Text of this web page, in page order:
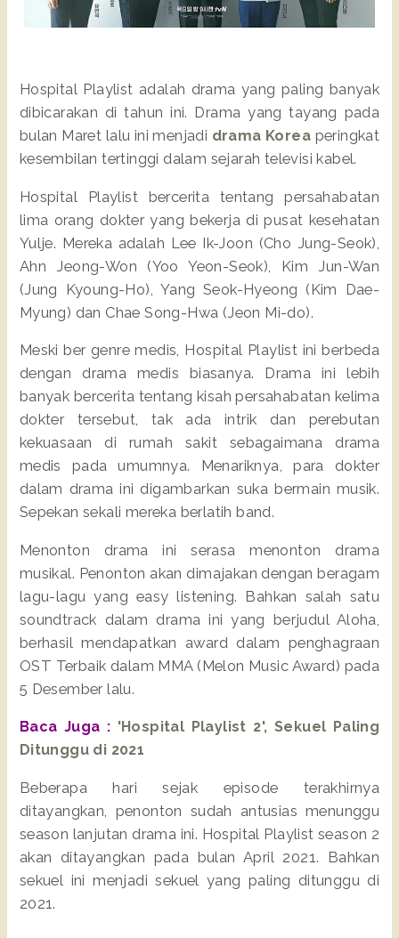
Hospital Playlist adalah drama yang paling banyak
dibicarakan di tahun ini. Drama yang tayang pada
bulan Maret lalu ini menjadi drama Korea peringkat
kesembilan tertinggi dalam sejarah televisi kabel.
Hospital Playlist bercerita tentang persahabatan
lima orang dokter yang bekerja di pusat kesehatan
Yulje. Mereka adalah Lee Ik-Joon (Cho Jung-Seok),
Ahn Jeong-Won (Yoo Yeon-Seok), Kim Jun-Wan
(Jung Kyoung-Ho), Yang Seok-Hyeong (Kim Dae-
Myung) dan Chae Song-Hwa (Jeon Mi-do).
Meski ber genre medis, Hospital Playlist ini berbeda
dengan drama medis biasanya. Drama ini lebih
banyak bercerita tentang kisah persahabatan kelima
dokter tersebut, tak ada intrik dan perebutan
kekuasaan di rumah sakit sebagaimana drama
medis pada umumnya. Menariknya, para dokter
dalam drama ini digambarkan suka bermain musik.
Sepekan sekali mereka berlatih band.
Menonton drama ini serasa menonton drama
musikal. Penonton akan dimajakan dengan beragam
lagu-lagu yang easy listening. Bahkan salah satu
soundtrack dalam drama ini yang berjudul Aloha,
berhasil mendapatkan award dalam penghagraan
OST Terbaik dalam MMA (Melon Music Award) pada
5 Desember lalu.
Baca Juga : 'Hospital Playlist 2', Sekuel Paling
Ditunggu di 2021
Beberapa hari sejak episode terakhirnya
ditayangkan, penonton sudah antusias menunggu
season lanjutan drama ini. Hospital Playlist season 2
akan ditayangkan pada bulan April 2021. Bahkan
sekuel ini menjadi sekuel yang paling ditunggu di
2021.